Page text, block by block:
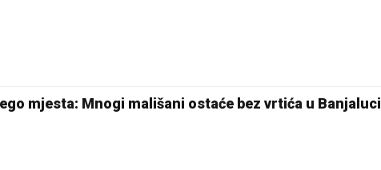
mjesta: Mnogi mališani ostaće bez vrtića u Banjaluci